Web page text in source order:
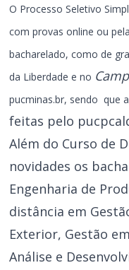
O Processo Seletivo
com provas online ou
bacharelado, como de
da Liberdade e no
pucminas.br, sendo que
feitas pelo
Além do Curso de
novidades os
Engenharia de
distância em
Exterior, Gestão
Análise e